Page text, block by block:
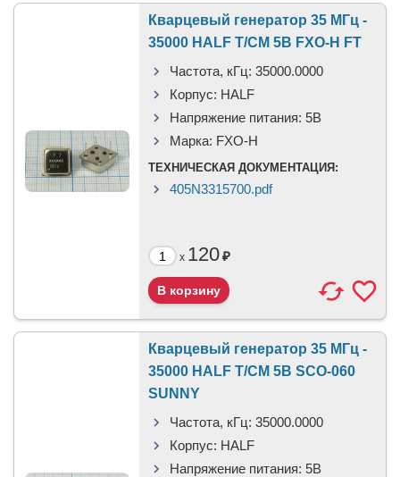
Кварцевый генератор 35 МГц -
35000 HALF T/CM 5В FXO-H FT
Частота, кГц: 35000.0000
Корпус: HALF
Напряжение питания: 5В
Марка: FXO-H
ТЕХНИЧЕСКАЯ ДОКУМЕНТАЦИЯ:
405N3315700.pdf
x 120₽
Кварцевый генератор 35 МГц -
35000 HALF T/CM 5В SCO-060
SUNNY
Частота, кГц: 35000.0000
Корпус: HALF
Напряжение питания: 5В